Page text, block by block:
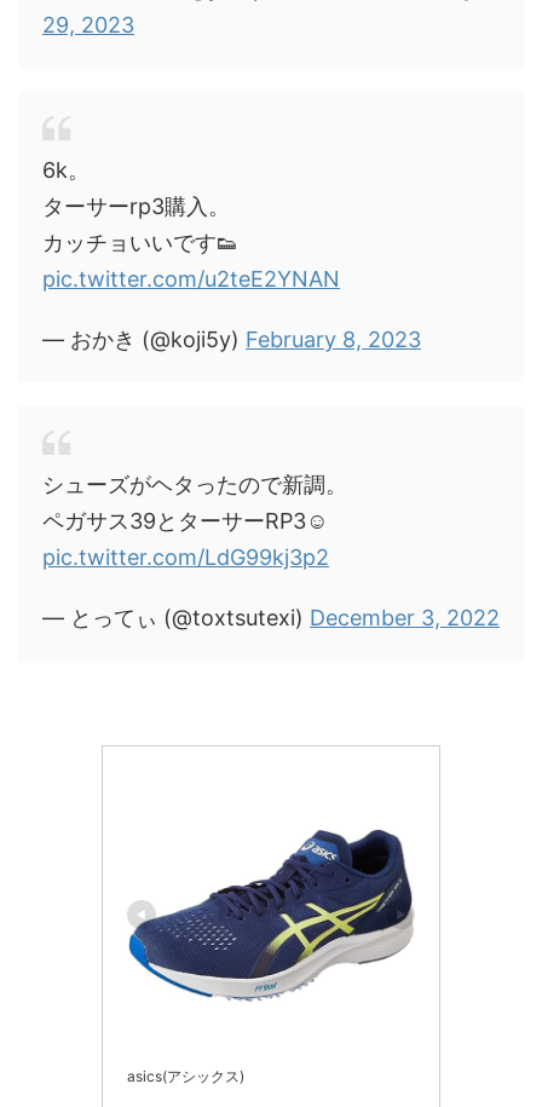
29, 2023
6k。
ターサーrp3購入。
カッチョいいです👟
pic.twitter.com/u2teE2YNAN
— おかき (@koji5y) February 8, 2023
シューズがヘタったので新調。
ペガサス39とターサーRP3☺️
pic.twitter.com/LdG99kj3p2
— とってぃ (@toxtsutexi) December 3, 2022
asics(アシックス)